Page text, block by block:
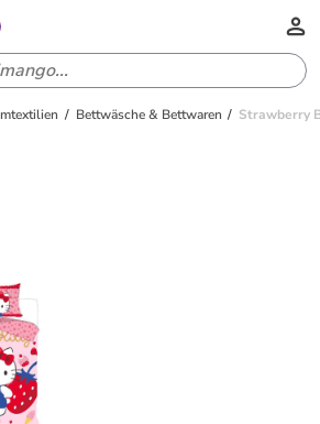
Bettwäsche & Bettwaren Strawberry